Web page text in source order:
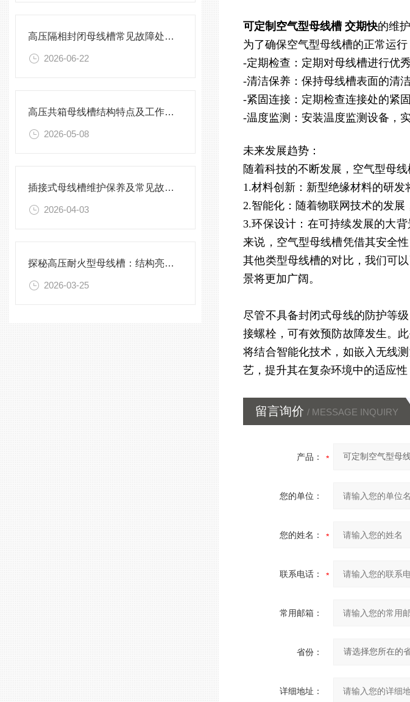
高压隔相封闭母线槽常见故障处理方案
2026-06-22
高压共箱母线槽结构特点及工作原理
2026-05-08
插接式母线槽维护保养及常见故障处理指南
2026-04-03
探秘高压耐火型母线槽：结构亮点与实用效能
2026-03-25
可定制空气型母线槽 交期快的维
为了确保空气型母线槽的正常运
-定期检查：定期对母线槽进行优
-清洁保养：保持母线槽表面的清
-紧固连接：定期检查连接处的紧
-温度监测：安装温度监测设备，
未来发展趋势：
随着科技的不断发展，空气型母
1.材料创新：新型绝缘材料的研发
2.智能化：随着物联网技术的发展
3.环保设计：在可持续发展的大
来说，空气型母线槽凭借其安全
其他类型母线槽的对比，我们可
景将更加广阔。
尽管不具备封闭式母线的防护等
接螺栓，可有效预防故障发生。
将结合智能化技术，如嵌入无线
艺，提升其在复杂环境中的适应
留言询价 / MESSAGE INQUIRY
产品：
您的单位：
您的姓名：
联系电话：
常用邮箱：
省份：
详细地址：